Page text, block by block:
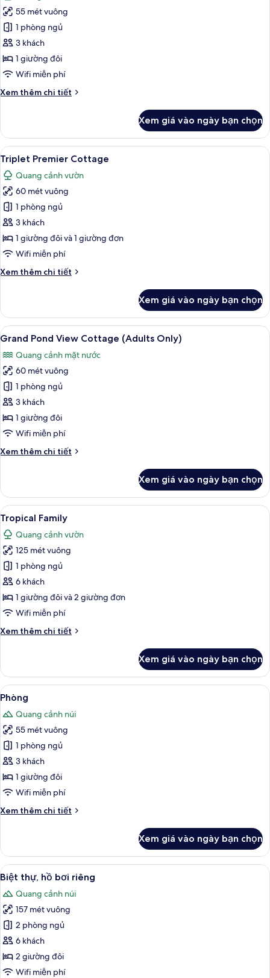
ảnh
Coconut
Cottage
(Deluxe
King
with
55 mét vuông
1 phòng ngủ
3 khách
1 giường đôi
Wifi miễn phí
Xem thêm chi tiết
Chi
Coconut
Cottage
(Deluxe
King
Cottage
with
Bathtub)
Xem giá vào ngày bạn chọn
Xem
tất
cả
ảnh
Triplet
Premier
Cottage
Triplet Premier Cottage | Chăn
37
Triplet Premier Cottage
Quang cảnh vườn
60 mét vuông
1 phòng ngủ
3 khách
1 giường đôi và 1 giường đơn
Wifi miễn phí
Xem thêm chi tiết
Chi
Triplet
Premier
Cottage
Xem giá vào ngày bạn chọn
Xem
tất
cả
ảnh
Grand
Pond
View
Cottage
Only)
Grand Pond View Cottage (Adults
48
Grand Pond View Cottage (Adults Only)
Quang cảnh mặt nước
60 mét vuông
1 phòng ngủ
3 khách
1 giường đôi
Wifi miễn phí
Xem thêm chi tiết
Chi
Grand
Pond
View
Cottage
(Adults
Only)
Xem giá vào ngày bạn chọn
Xem
tất
cả
ảnh
Tropical
Family
50
Tropical Family
Quang cảnh vườn
125 mét vuông
1 phòng ngủ
6 khách
1 giường đôi và 2 giường đơn
Wifi miễn phí
Xem thêm chi tiết
Chi
Tropical
Family
Xem giá vào ngày bạn chọn
Xem
tất
cả
ảnh
Phòng
Phòng | Phòng tắm | Đồ dùng nhà
43
Phòng
Quang cảnh núi
55 mét vuông
1 phòng ngủ
3 khách
1 giường đôi
Wifi miễn phí
Xem thêm chi tiết
Chi
Phòng
Xem giá vào ngày bạn chọn
Xem
tất
cả
ảnh
Biệt
thự,
hồ
bơi
Chăn bông, minibar, két bảo mật tại
50
Biệt thự, hồ bơi riêng
Quang cảnh núi
157 mét vuông
2 phòng ngủ
6 khách
2 giường đôi
Wifi miễn phí